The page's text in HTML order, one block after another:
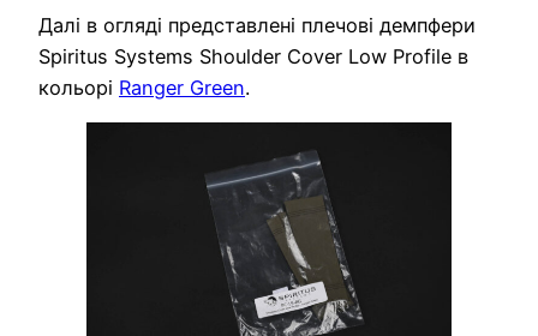
Далі в огляді представлені плечові демпфери
Spiritus Systems Shoulder Cover Low Profile в
кольорі Ranger Green.